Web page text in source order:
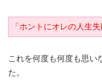
「ホントにオレの人生
これを何度も何度も思い
た。